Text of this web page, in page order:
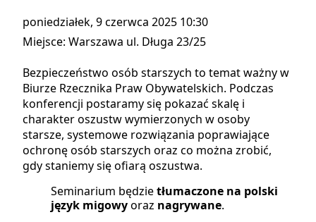
poniedziałek, 9 czerwca 2025 10:30
Miejsce: Warszawa ul. Długa 23/25
Bezpieczeństwo osób starszych to temat ważny w
Biurze Rzecznika Praw Obywatelskich. Podczas
konferencji postaramy się pokazać skalę i
charakter oszustw wymierzonych w osoby
starsze, systemowe rozwiązania poprawiające
ochronę osób starszych oraz co można zrobić,
gdy staniemy się ofiarą oszustwa.
Seminarium będzietłumaczone na polski
język migowyoraz nagrywane.